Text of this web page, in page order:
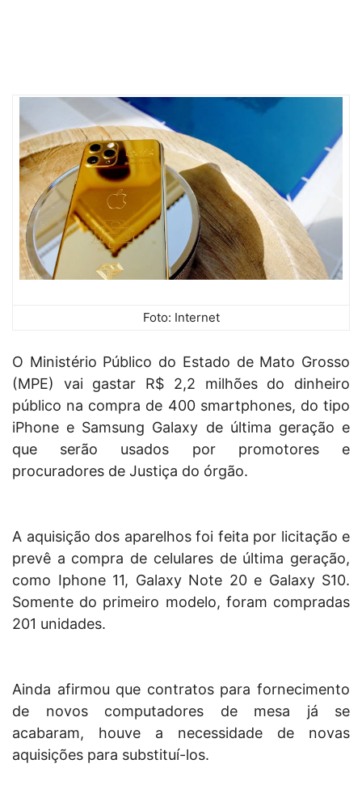
Foto: Internet
O Ministério Público do Estado de Mato Grosso
(MPE) vai gastar R$ 2,2 milhões do dinheiro
público na compra de 400 smartphones, do tipo
iPhone e Samsung Galaxy de última geração e
que serão usados por promotores e
procuradores de Justiça do órgão.
A aquisição dos aparelhos foi feita por licitação e
prevê a compra de celulares de última geração,
como Iphone 11, Galaxy Note 20 e Galaxy S10.
Somente do primeiro modelo, foram compradas
201 unidades.
Ainda afirmou que contratos para fornecimento
de novos computadores de mesa já se
acabaram, houve a necessidade de novas
aquisições para substituí-los.